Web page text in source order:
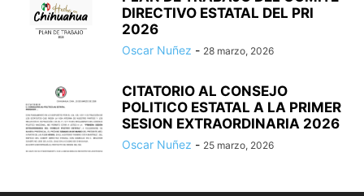
DIRECTIVO ESTATAL DEL PRI
2026
Oscar Nuñez - 28 marzo, 2026
CITATORIO AL CONSEJO
POLITICO ESTATAL A LA PRIMER
SESION EXTRAORDINARIA 2026
Oscar Nuñez - 25 marzo, 2026